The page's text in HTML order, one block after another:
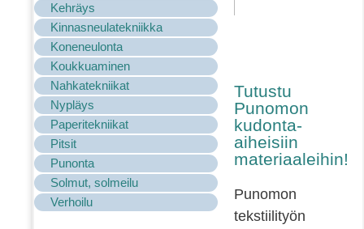
Kehräys
Kinnasneulatekniikka
Koneneulonta
Koukkuaminen
Nahkatekniikat
Nypläys
Paperitekniikat
Pitsit
Punonta
Solmut, solmeilu
Verhoilu
Tutustu
Punomon
kudonta-
aiheisiin
materiaaleihin!
Punomon
tekstiilityön